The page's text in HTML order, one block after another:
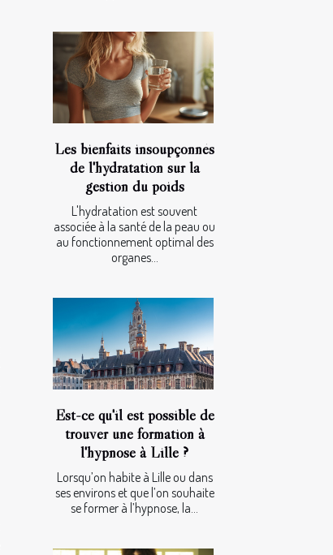
Les bienfaits insoupçonnés
de l'hydratation sur la
gestion du poids
L'hydratation est souvent
associée à la santé de la peau ou
au fonctionnement optimal des
organes...
Est-ce qu'il est possible de
trouver une formation à
l'hypnose à Lille ?
Lorsqu’on habite à Lille ou dans
ses environs et que l’on souhaite
se former à l’hypnose, la...